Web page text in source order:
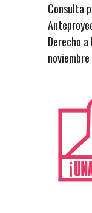
Consulta
Derecho
noviembre